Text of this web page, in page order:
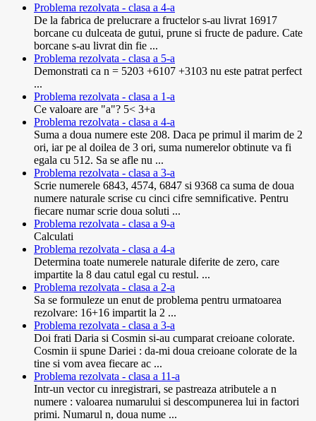
Problema rezolvata - clasa a 4-a
De la fabrica de prelucrare a fructelor s-au livrat 16917
borcane cu dulceata de gutui, prune si fructe de padure. Cate
borcane s-au livrat din fie ...
Problema rezolvata - clasa a 5-a
Demonstrati ca n = 5203 +6107 +3103 nu este patrat perfect
...
Problema rezolvata - clasa a 1-a
Ce valoare are "a"? 5< 3+a
Problema rezolvata - clasa a 4-a
Suma a doua numere este 208. Daca pe primul il marim de 2
ori, iar pe al doilea de 3 ori, suma numerelor obtinute va fi
egala cu 512. Sa se afle nu ...
Problema rezolvata - clasa a 3-a
Scrie numerele 6843, 4574, 6847 si 9368 ca suma de doua
numere naturale scrise cu cinci cifre semnificative. Pentru
fiecare numar scrie doua soluti ...
Problema rezolvata - clasa a 9-a
Calculati
Problema rezolvata - clasa a 4-a
Determina toate numerele naturale diferite de zero, care
impartite la 8 dau catul egal cu restul. ...
Problema rezolvata - clasa a 2-a
Sa se formuleze un enut de problema pentru urmatoarea
rezolvare: 16+16 impartit la 2 ...
Problema rezolvata - clasa a 3-a
Doi frati Daria si Cosmin si-au cumparat creioane colorate.
Cosmin ii spune Dariei : da-mi doua creioane colorate de la
tine si vom avea fiecare ac ...
Problema rezolvata - clasa a 11-a
Intr-un vector cu inregistrari, se pastreaza atributele a n
numere : valoarea numarului si descompunerea lui in factori
primi. Numarul n, doua nume ...